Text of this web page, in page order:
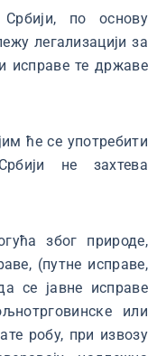
по основу
легализацији за
исправе те државе
ће се употребити
не захтева
због природе,
(путне исправе,
се јавне исправе
или
робу, при извозу